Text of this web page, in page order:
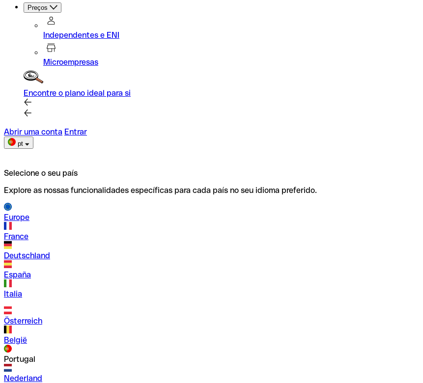
Preços
Independentes e ENI
Microempresas
Encontre o plano ideal para si
Abrir uma conta Entrar
pt
Selecione o seu país
Explore as nossas funcionalidades específicas para cada país no seu idioma preferido.
Europe
France
Deutschland
España
Italia
Österreich
België
Portugal
Nederland